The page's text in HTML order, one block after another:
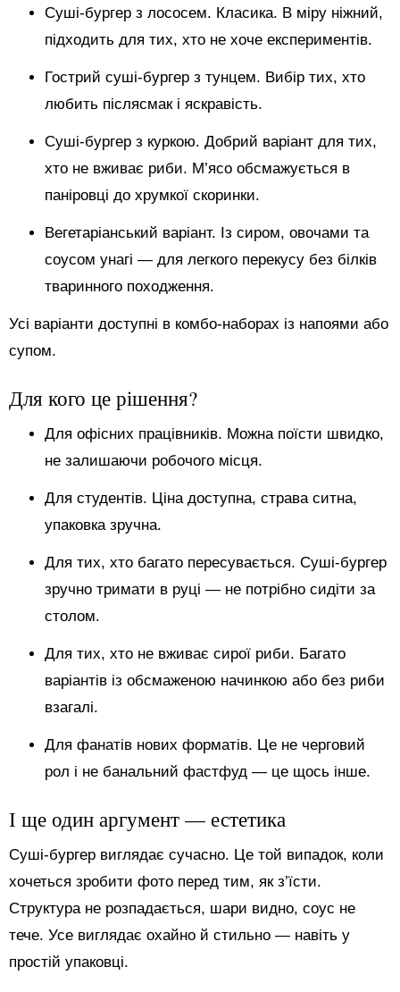
Суші-бургер з лососем. Класика. В міру ніжний,
підходить для тих, хто не хоче експериментів.
Гострий суші-бургер з тунцем. Вибір тих, хто
любить післясмак і яскравість.
Суші-бургер з куркою. Добрий варіант для тих,
хто не вживає риби. М’ясо обсмажується в
паніровці до хрумкої скоринки.
Вегетаріанський варіант. Із сиром, овочами та
соусом унагі — для легкого перекусу без білків
тваринного походження.
Усі варіанти доступні в комбо-наборах із напоями або
супом.
Для кого це рішення?
Для офісних працівників. Можна поїсти швидко,
не залишаючи робочого місця.
Для студентів. Ціна доступна, страва ситна,
упаковка зручна.
Для тих, хто багато пересувається. Суші-бургер
зручно тримати в руці — не потрібно сидіти за
столом.
Для тих, хто не вживає сирої риби. Багато
варіантів із обсмаженою начинкою або без риби
взагалі.
Для фанатів нових форматів. Це не черговий
рол і не банальний фастфуд — це щось інше.
І ще один аргумент — естетика
Суші-бургер виглядає сучасно. Це той випадок, коли
хочеться зробити фото перед тим, як з’їсти.
Структура не розпадається, шари видно, соус не
тече. Усе виглядає охайно й стильно — навіть у
простій упаковці.